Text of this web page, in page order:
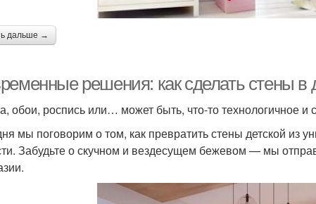
дальше →
решения: как сделать стены в
обои, роспись или… может быть, что-то технологичное и
мы поговорим о том, как превратить стены детской из
Забудьте о скучном и вездесущем бежевом — мы